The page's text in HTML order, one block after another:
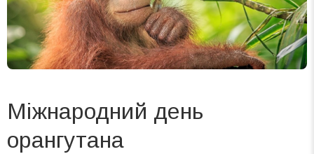
Міжнародний день
орангутана